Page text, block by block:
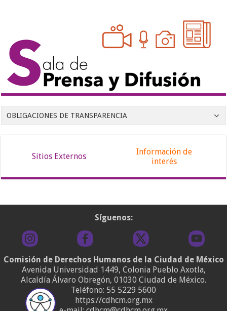
OBLIGACIONES DE TRANSPARENCIA
Sitios Externos
Información de
interés
Síguenos:
Comisión de Derechos Humanos de la Ciudad de México
Avenida Universidad 1449, Colonia Pueblo Axotla,
Alcaldía Álvaro Obregón, 01030 Ciudad de México.
Teléfono: 55 5229 5600
https://cdhcm.org.mx